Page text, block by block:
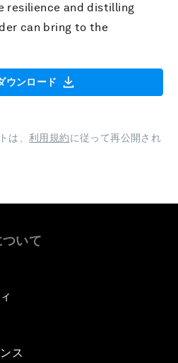
resilience and distilling
can bring to the
ウンロード
は、 利用規約に従って再公開され
いて
ス